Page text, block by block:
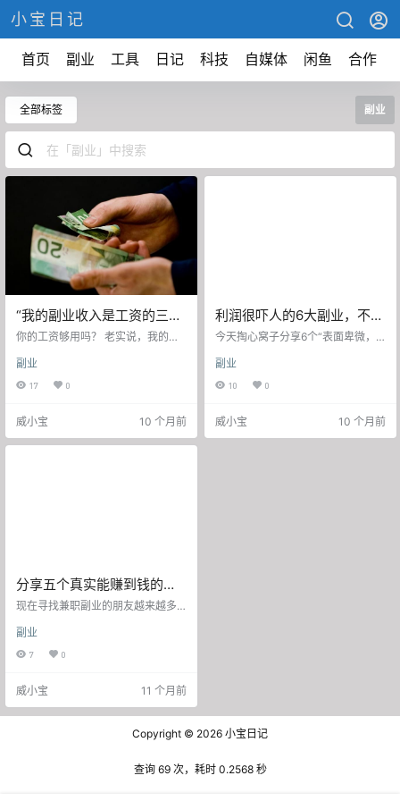
小宝日记
首页 副业 工具 日记 科技 自媒体 闲鱼 合作
全部标签 副业
“我的副业收入是工资的三
倍”，这四个副业普通人都可
你的工资够用吗？ 老实说，我的工
族，每个月几千块，扣掉车贷和日
常开销，剩下几乎没有可支配的
高了三倍。今天就和大家聊聊这四
种兼职副业，操作性强，适合普通
副业
17 0
威小宝 10 个月前
利润很吓人的6大副业，不起
眼却很赚钱！
今天掏心窝子分享6个“表面卑微，
大妈听完都想转行！ 一、宠物殡葬
师（月入2万+） 别名：宠物界风水
包括： ✅ 遗体SPA（梳毛+喷香水）
✅ 追悼会BGM（循环播放《难忘今
副业
10 0
威小宝 10 个月前
分享五个真实能赚到钱的副
业，最后一个让我日赚好几
现在寻找兼职副业的朋友越来越多
也希望能有一份正规可靠的兼职工
作，一方面可以摆脱枯燥乏味的上
班生活，另一方面还可以赚点外快
不例外，一直在研究各种副业项
目，其中有失败的也有成功的，可
以说收获满满，总结出了一些有效
的赚钱经验。 所以呢，今天小编就
五个真正能赚到钱的兼职副业，希
望能够帮助大家在兼职赚钱方面少
副业
7 0
威小宝 11 个月前
Copyright © 2026 小宝日记
查询 69 次，耗时 0.2568 秒